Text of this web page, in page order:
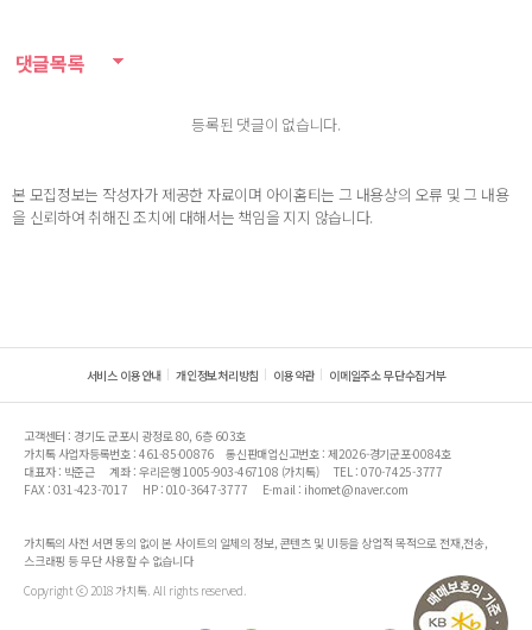
댓글목록
등록된 댓글이 없습니다.
본 모집정보는 작성자가 제공한 자료이며 아이홈티는 그 내용상의 오류 및 그 내용
을 신뢰하여 취해진 조치에 대해서는 책임을 지지 않습니다.
서비스 이용안내 개인정보처리방침 이용약관 이메일주소 무단수집거부
고객센터 : 경기도 군포시 광정로 80, 6층 603호
가치톡 사업자등록번호 : 461-85-00876
통신판매업신고번호 : 제2026-경기군포-0084호
대표자 : 박준근
계좌 : 우리은행 1005-903-467108 (가치톡)
TEL : 070-7425-3777
FAX : 031-423-7017
HP : 010-3647-3777 E-mail : ihomet@naver.com
가치톡의 사전 서면 동의 없이 본 사이트의 일체의 정보, 콘텐츠 및 UI등을 상업적 목적으로 전재,전송,
스크래핑 등 무단 사용할 수 없습니다
Copyright ⓒ 2018 가치톡. All rights reserved.